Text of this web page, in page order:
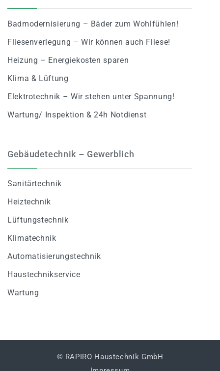
Badmodernisierung – Bäder zum Wohlfühlen!
Fliesenverlegung – Wir können auch Fliese!
Heizung – Energiekosten sparen
Klima & Lüftung
Elektrotechnik – Wir stehen unter Spannung!
Wartung/ Inspektion & 24h Notdienst
Gebäudetechnik – Gewerblich
Sanitärtechnik
Heiztechnik
Lüftungstechnik
Klimatechnik
Automatisierungstechnik
Haustechnikservice
Wartung
© RAPIRO Haustechnik GmbH